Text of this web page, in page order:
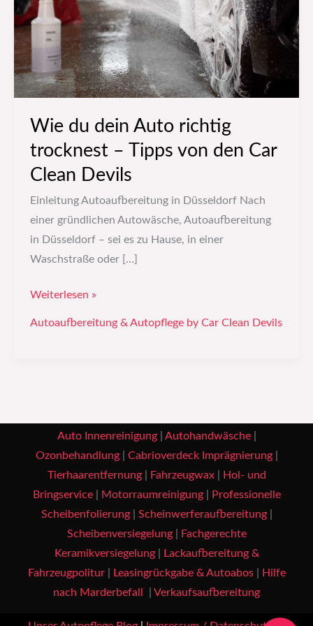
Wie du dein Auto richtig
trocknest – Tipps von den Car
Clean Devils
Einleitung Autoaufbereitung in Düsseldorf Nach
einer gründlichen Autowäsche, Autoaufbereitung
in Düsseldorf – sei es zu Hause, in einer
Waschstraße oder […]
trocknest
–
Tipps
von
den
Clean
Devils
Weiterlesen »
Autoaufbereitung & Autopflege by Car Clean Devils
Auto Innenreinigung| Autohandwäsche|
Ozonbehandlung| Cabrioverdeck Imprägnierung|
Tierhaarentfernung| Fahrzeugwax|
Hol- und
Bringservice| Motorraumreinigung|
Professionelle
Scheibenfolierung| Scheinwerferaufbereitung|
Scheibenversiegelung|
Fachgerechte
Keramikversiegelung|
Lackaufbereitung &
Fahrzeugpolitur| Leasingrückgabe & Autoabos|
Hilfe
nach Marderbefall
Verkaufsaufbereitung